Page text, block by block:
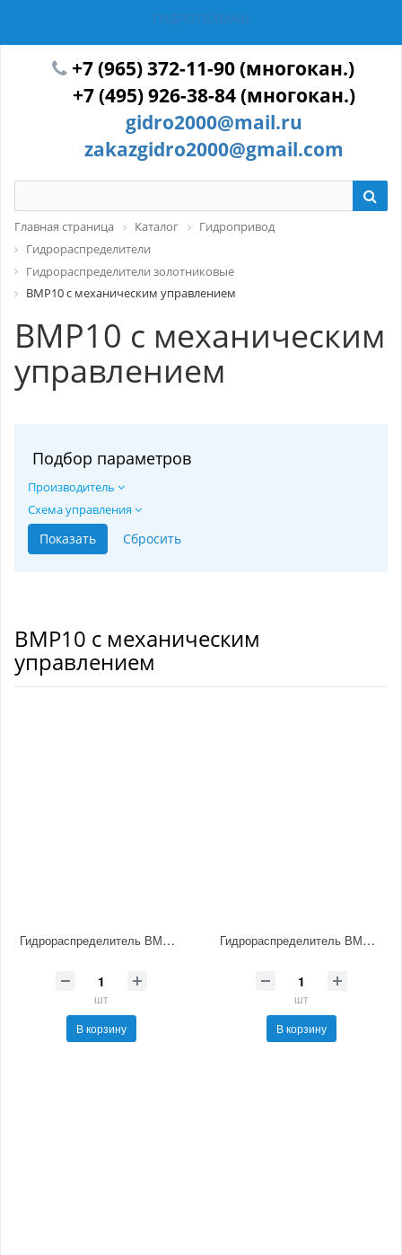
ГИДРОТЕХМАШ
+7 (965) 372-11-90 (многокан.)
+7 (495) 926-38-84 (многокан.)
gidro2000@mail.ru
zakazgidro2000@gmail.com
Главная страница Каталог
Гидропривод
Гидрораспределители
Гидрораспределители золотниковые
ВМР10 с механическим управлением
ВМР10 с механическим
управлением
Подбор параметров
Производитель
Схема управления
ВМР10 с механическим
управлением
Гидрораспределитель ВМР10.14 УХЛ4
шт
В корзину
Гидрораспределитель ВМР10.24 УХЛ4
шт
В корзину